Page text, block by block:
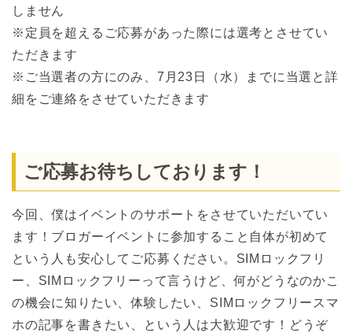
しません
※定員を超えるご応募があった際には選考とさせてい
ただきます
※ご当選者の方にのみ、7月23日（水）までに当選と詳
細をご連絡をさせていただきます
ご応募お待ちしております！
今回、僕はイベントのサポートをさせていただいてい
ます！ブロガーイベントに参加すること自体が初めて
という人も安心してご応募ください。SIMロックフリ
ー、SIMロックフリーって言うけど、何がどうなのかこ
の機会に知りたい、体験したい、SIMロックフリースマ
ホの記事を書きたい、という人は大歓迎です！どうぞ